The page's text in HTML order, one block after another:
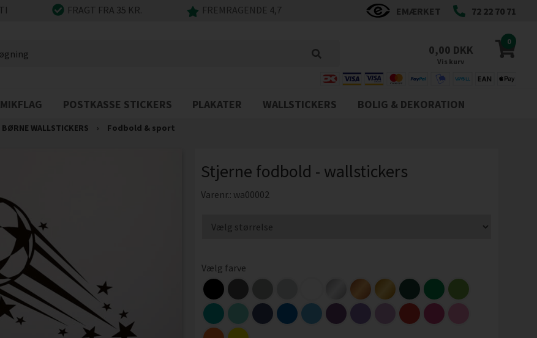
FRAGT FRA 35 KR. FREMRAGENDE 4,7 EMÆRKET 72 22 70 71
0
0,00 DKK
Vis kurv
POSTKASSE STICKERS PLAKATER WALLSTICKERS BOLIG & DEKORATION
BØRNE WALLSTICKERS › Fodbold & sport
Stjerne fodbold - wallstickers
Varenr.: wa00002
Vælg farve